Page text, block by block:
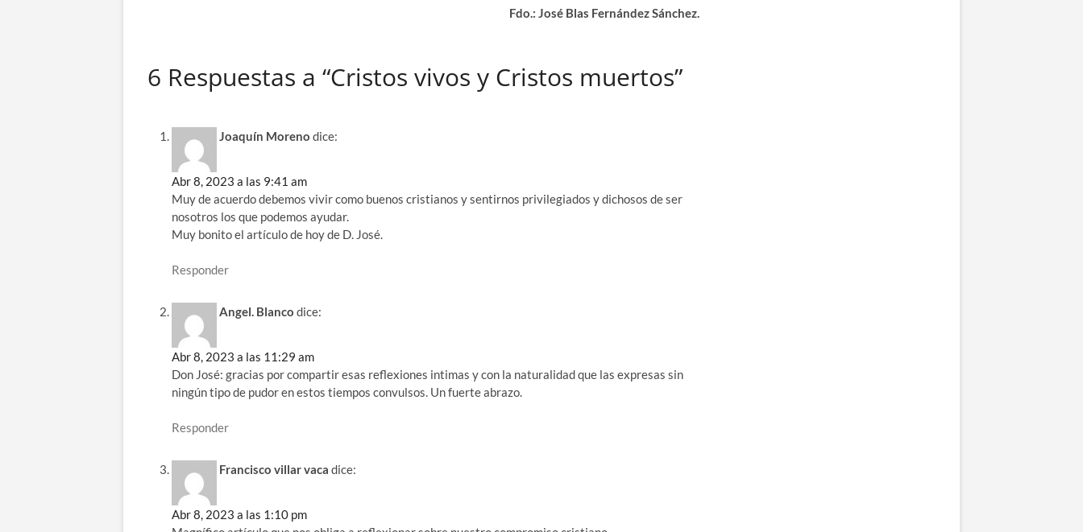
Fdo.: José Blas Fernández Sánchez.
6 Respuestas a “Cristos vivos y Cristos muertos”
Joaquín Moreno dice:
Abr 8, 2023 a las 9:41 am
Muy de acuerdo debemos vivir como buenos cristianos y sentirnos privilegiados y dichosos de ser
nosotros los que podemos ayudar.
Muy bonito el artículo de hoy de D. José.
Responder
Angel. Blanco dice:
Abr 8, 2023 a las 11:29 am
Don José: gracias por compartir esas reflexiones intimas y con la naturalidad que las expresas sin
ningún tipo de pudor en estos tiempos convulsos. Un fuerte abrazo.
Responder
Francisco villar vaca dice:
Abr 8, 2023 a las 1:10 pm